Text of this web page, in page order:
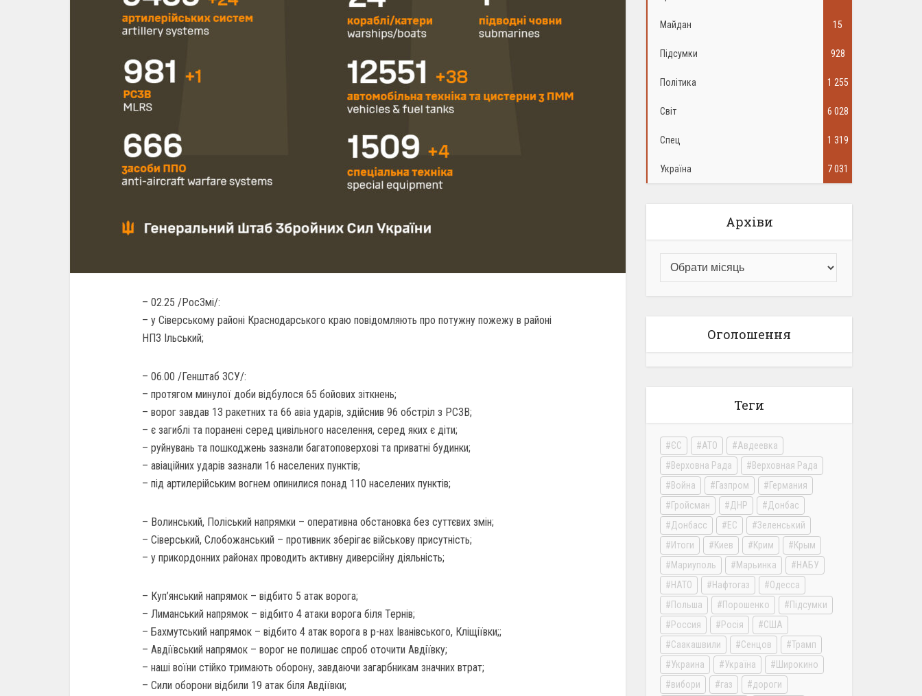
– 02.25 /РосЗмі/:
– у Сіверському районі Краснодарського краю повідомляють про потужну пожежу в районі
НПЗ Ільський;
– 06.00 /Генштаб ЗСУ/:
– протягом минулої доби відбулося 65 бойових зіткнень;
– ворог завдав 13 ракетних та 66 авіа ударів, здійснив 96 обстріл з РСЗВ;
– є загиблі та поранені серед цивільного населення, серед яких є діти;
– руйнувань та пошкоджень зазнали багатоповерхові та приватні будинки;
– авіаційних ударів зазнали 16 населених пунктів;
– під артилерійським вогнем опинилися понад 110 населених пунктів;
– Волинський, Поліський напрямки – оперативна обстановка без суттєвих змін;
– Сіверський, Слобожанський – противник зберігає військову присутність;
– у прикордонних районах проводить активну диверсійну діяльність;
– Куп’янський напрямок – відбито 5 атак ворога;
– Лиманський напрямок – відбито 4 атаки ворога біля Тернів;
– Бахмутський напрямок – відбито 4 атак ворога в р-нах Іванівського, Кліщіївки;;
– Авдіївський напрямок – ворог не полишає спроб оточити Авдіївку;
– наші воїни стійко тримають оборону, завдаючи загарбникам значних втрат;
– Сили оборони відбили 19 атак біля Авдіївки;
Майдан 15
Підсумки 928
Політика 1 255
Світ 6 028
Спец 1 319
Україна 7 031
Архіви
Оголошення
Теги
ЄС АТО
Авдеевка
Верховна Рада
Верховная Рада
Война
Газпром
Германия
Гройсман
ДНР
Донбас
Донбасс
ЕС
Зеленський
Итоги
Киев Крим
Крым
Мариуполь
Марьинка
НАБУ
НАТО
Нафтогаз
Одесса
Польша
Порошенко
Підсумки
Россия
Росія
США
Саакашвили
Сенцов
Трамп
Украина
Україна
Широкино
вибори
газ
дороги